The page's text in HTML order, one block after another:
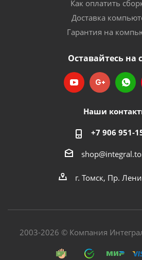
Как оплатить
Доставка
Гарантия на
Оставайтесь на
Наши
+7 906 951-
г. Томск, Пр.
2003-2026 © Компания